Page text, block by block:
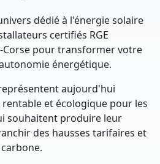
dédié à l'énergie solaire
certifiés RGE
pour transformer votre
énergétique.
aujourd'hui
et écologique pour les
souhaitent produire leur
des hausses tarifaires et